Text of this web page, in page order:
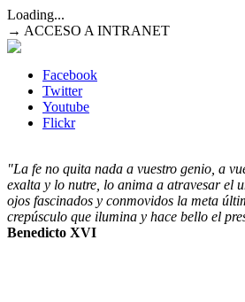
Loading...
→ ACCESO A INTRANET
Facebook
Twitter
Youtube
Flickr
"La fe no quita nada a vuestro genio, a
exalta y lo nutre, lo anima a atravesar el
ojos fascinados y conmovidos la meta
crepúsculo que ilumina y hace bello el
Benedicto XVI